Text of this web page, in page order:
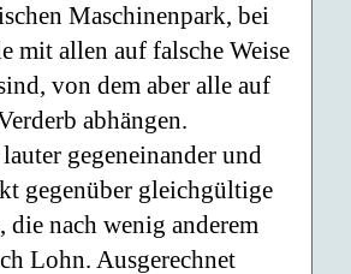
Maschinenpark, bei
mit allen auf falsche Weise
von dem aber alle auf
abhängen.
lauter gegeneinander und
gegenüber gleichgültige
die nach wenig anderem
Lohn. Ausgerechnet